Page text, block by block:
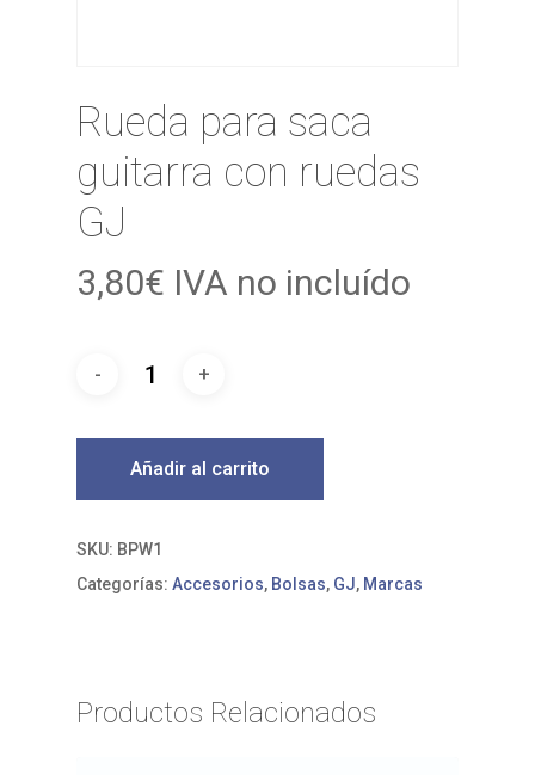
Rueda para saca
guitarra con ruedas
GJ
3,80€ IVA no incluído
Añadir al carrito
SKU: BPW1
Categorías: Accesorios, Bolsas, GJ, Marcas
Productos Relacionados